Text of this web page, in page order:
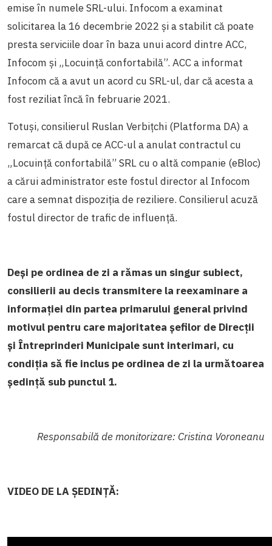
emise în numele SRL-ului. Infocom a examinat
solicitarea la 16 decembrie 2022 și a stabilit că poate
presta serviciile doar în baza unui acord dintre ACC,
Infocom și „Locuință confortabilă”. ACC a informat
Infocom că a avut un acord cu SRL-ul, dar că acesta a
fost reziliat încă în februarie 2021.
Totuși, consilierul Ruslan Verbițchi (Platforma DA) a
remarcat că după ce ACC-ul a anulat contractul cu
„Locuință confortabilă” SRL cu o altă companie (eBloc)
a cărui administrator este fostul director al Infocom
care a semnat dispoziția de reziliere. Consilierul acuză
fostul director de trafic de influență.
Deși pe ordinea de zi a rămas un singur subiect,
consilierii au decis transmitere la reexaminare a
informației din partea primarului general privind
motivul pentru care majoritatea șefilor de Direcții
și Întreprinderi Municipale sunt interimari, cu
condiția să fie inclus pe ordinea de zi la următoarea
ședință sub punctul 1.
Responsabilă de monitorizare: Cristina Voroneanu
VIDEO DE LA ȘEDINȚĂ: